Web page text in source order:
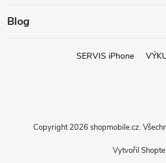
Blog
SERVIS iPhone
Vytvořil
Copyright 2026 shopmobile.cz.